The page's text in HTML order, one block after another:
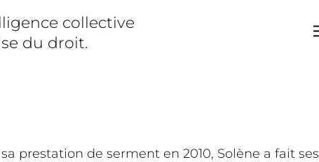
collective
du droit.
prestation de serment en 2010, Solène a fait ses